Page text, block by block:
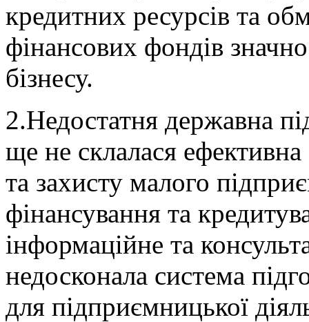
кредитних ресур­сів та
фінансових фондів
бізнесу.
2.Недостатня державна
ще не склалася
та захисту малого
фінансування та
інфор­маційне та
недосконала система
для підприємницької